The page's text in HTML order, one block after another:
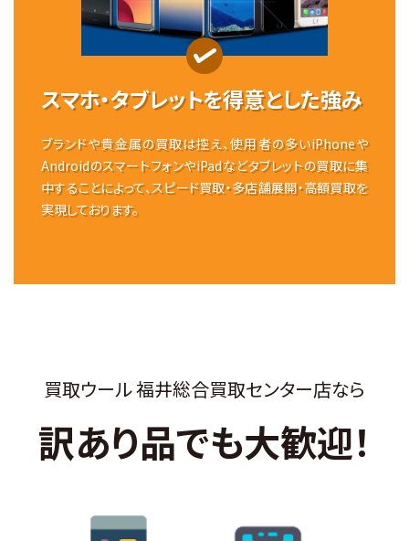
スマホ・タブレットを得意とした強み
ブランドや貴金属の買取は控え、使用者の多いiPhoneや
AndroidのスマートフォンやiPadなどタブレットの買取に集
中することによって、スピード買取・多店舗展開・高額買取を
実現しております。
買取ウール 福井総合買取センター店なら
訳あり品でも大歓迎！